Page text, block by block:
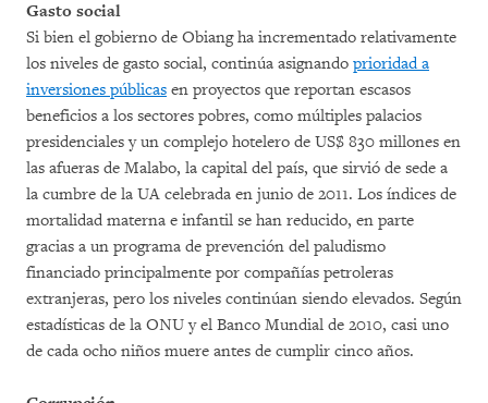
Gasto social
Si bien el gobierno de Obiang ha incrementado relativamente
los niveles de gasto social, continúa asignando prioridad a
inversiones públicas en proyectos que reportan escasos
beneficios a los sectores pobres, como múltiples palacios
presidenciales y un complejo hotelero de US$ 830 millones en
las afueras de Malabo, la capital del país, que sirvió de sede a
la cumbre de la UA celebrada en junio de 2011. Los índices de
mortalidad materna e infantil se han reducido, en parte
gracias a un programa de prevención del paludismo
financiado principalmente por compañías petroleras
extranjeras, pero los niveles continúan siendo elevados. Según
estadísticas de la ONU y el Banco Mundial de 2010, casi uno
de cada ocho niños muere antes de cumplir cinco años.